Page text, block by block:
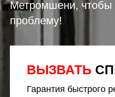
Метромшени,
проблему!
ВЫЗВАТЬ
Гарантия быстрого